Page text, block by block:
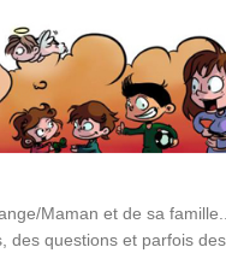
Maman et de sa
des questions et parfois